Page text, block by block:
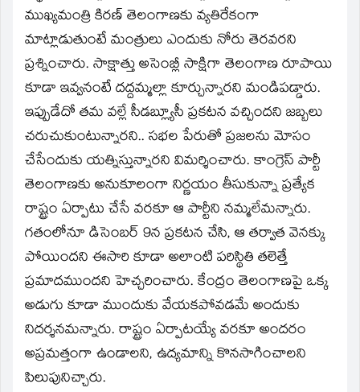
ముఖ్యమంత్రి కిరణ్‌ తెలంగాణకు వ్యతిరేకంగా
మాట్లాడుతుంటే మంత్రులు ఎందుకు నోరు తెరవరని
ప్రశ్నించారు. సాక్షాత్తు అసెంబ్లీ సాక్షిగా తెలంగాణ రూపాయి
కూడా ఇవ్వనంటే దద్దమ్మల్లా కూర్చున్నారని మండిపడ్డారు.
ఇప్పుడేదో తమ వల్లే సీడబ్ల్యూసీ ప్రకటన వచ్చిందని జబ్బలు
చరుచుకుంటున్నారని.. సభల పేరుతో ప్రజలను మోసం
చేసేందుకు యత్నిస్తున్నారని విమర్శించారు. కాంగ్రెస్‌ పార్టీ
తెలంగాణకు అనుకూలంగా నిర్ణయం తీసుకున్నా ప్రత్యేక
రాష్ట్రం ఏర్పాటు చేసే వరకూ ఆ పార్టీని నమ్మలేమన్నారు.
గతంలోనూ డిసెంబర్‌ 9న ప్రకటన చేసి, ఆ తర్వాత వెనక్కు
పోయిందని ఈసారి కూడా అలాంటి పరిస్థితి తలెత్తే
ప్రమాదముందని హెచ్చరించారు. కేంద్రం తెలంగాణపై ఒక్క
అడుగు కూడా ముందుకు వేయకపోవడమే అందుకు
నిదర్శనమన్నారు. రాష్ట్రం ఏర్పాటయ్యే వరకూ అందరం
అప్రమత్తంగా ఉండాలని, ఉద్యమాన్ని కొనసాగించాలని
పిలుపునిచ్చారు.